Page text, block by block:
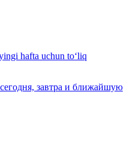
hafta uchun to‘liq
завтра и ближайшую